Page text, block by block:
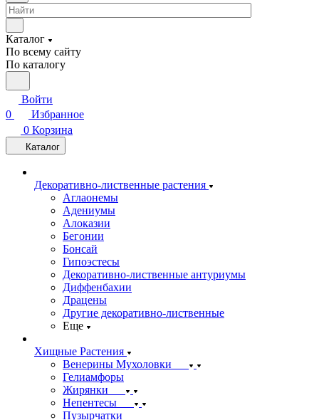
Каталог
По всему сайту
По каталогу
Войти
0
Избранное
0 Корзина
Каталог
Декоративно-лиственные растения
Аглаонемы
Адениумы
Алоказии
Бегонии
Бонсай
Гипоэстесы
Декоративно-лиственные антуриумы
Диффенбахии
Драцены
Другие декоративно-лиственные
Еще
Хищные Растения
Венерины Мухоловки
Гелиамфоры
Жирянки
Непентесы
Пузырчатки